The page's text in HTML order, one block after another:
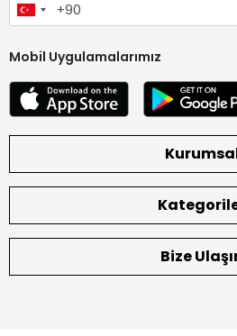
Mobil Uygulamalarımız
Bize